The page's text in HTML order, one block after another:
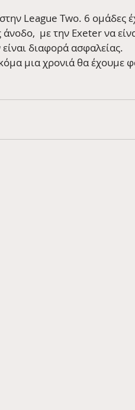
στην League Two. 6
άνοδο,  με την Exeter να
διαφορά ασφαλείας.
μια χρονιά θα έχουμε